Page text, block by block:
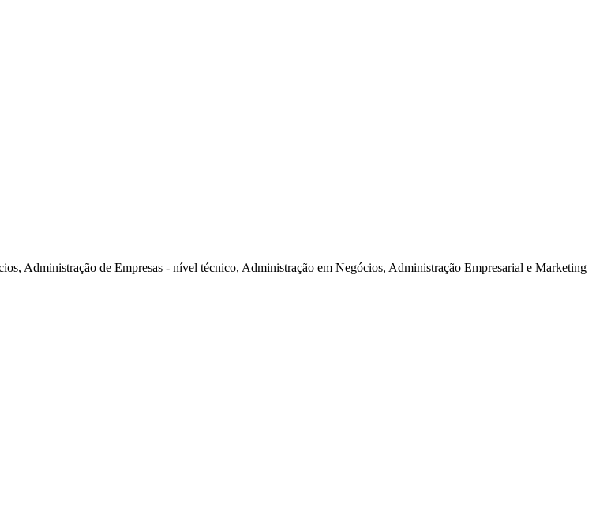
Administração de Empresas - nível técnico, Administração em Negócios, Administração Empresarial e Marketing